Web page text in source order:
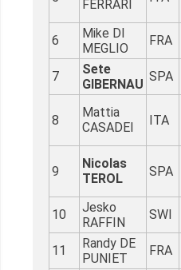
FERRARI
6
Mike DI
MEGLIO
FRA
7
Sete
GIBERNAU
SPA
8
Mattia
CASADEI
ITA
9
Nicolas
TEROL
SPA
10
Jesko
RAFFIN
SWI
11
Randy DE
PUNIET
FRA